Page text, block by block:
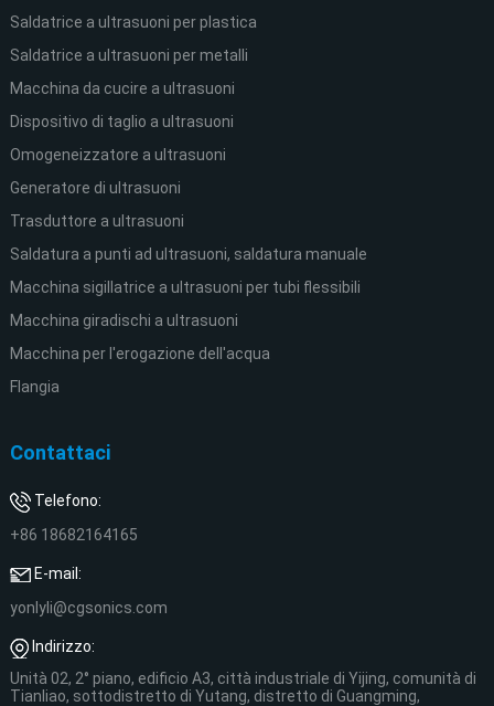
Saldatrice a ultrasuoni per plastica
Saldatrice a ultrasuoni per metalli
Macchina da cucire a ultrasuoni
Dispositivo di taglio a ultrasuoni
Omogeneizzatore a ultrasuoni
Generatore di ultrasuoni
Trasduttore a ultrasuoni
Saldatura a punti ad ultrasuoni, saldatura manuale
Macchina sigillatrice a ultrasuoni per tubi flessibili
Macchina giradischi a ultrasuoni
Macchina per l'erogazione dell'acqua
Flangia
Contattaci
Telefono:
+86 18682164165
E-mail:
yonlyli@cgsonics.com
Indirizzo:
Unità 02, 2° piano, edificio A3, città industriale di Yijing, comunità di
Tianliao, sottodistretto di Yutang, distretto di Guangming,